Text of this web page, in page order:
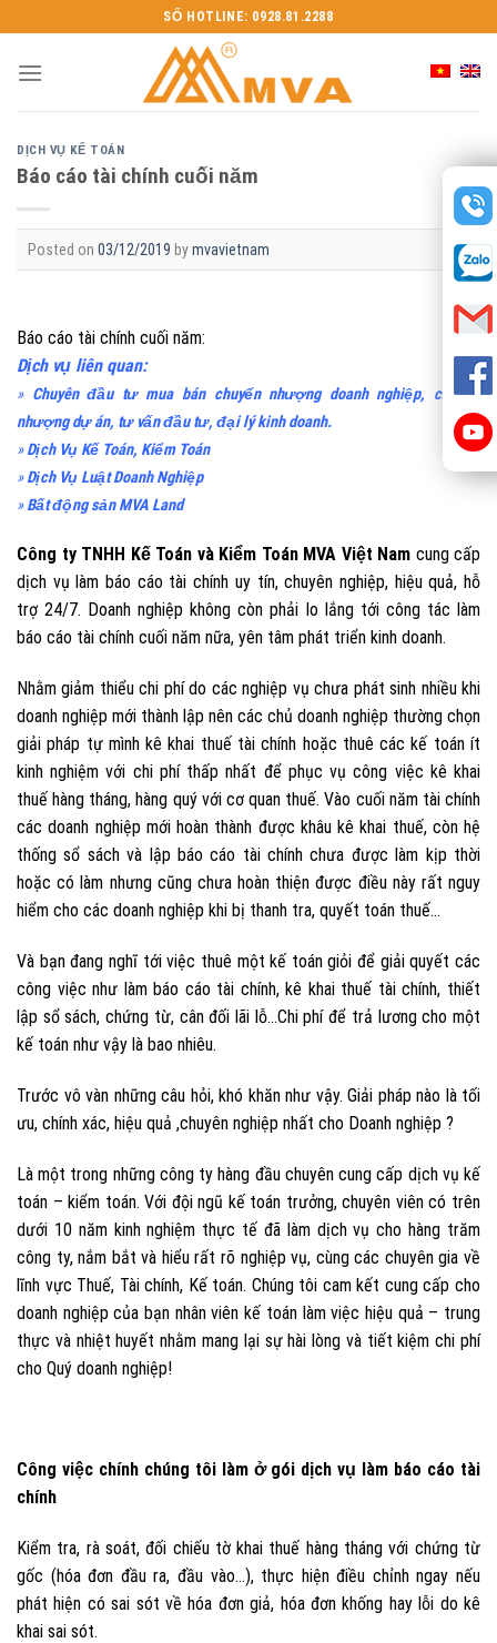
to
content
SỐ HOTLINE: 0928.81.2288
DỊCH VỤ KẾ TOÁN
Báo cáo tài chính cuối năm
Posted on 03/12/2019 bymvavietnam
Báo cáo tài chính cuối năm:
Dịch vụ liên quan:
» Chuyên đầu tư mua bán chuyển nhượng doanh nghiệp, chuyển
nhượng dự án, tư vấn đầu tư, đại lý kinh doanh.
»Dịch Vụ Kế Toán, Kiểm Toán
»Dịch Vụ Luật Doanh Nghiệp
»Bất động sản MVA Land
Công ty TNHH Kế Toán và Kiểm Toán MVA Việt Nam cung cấp
dịch vụ làm báo cáo tài chính uy tín, chuyên nghiệp, hiệu quả, hỗ
trợ 24/7. Doanh nghiệp không còn phải lo lắng tới công tác làm
báo cáo tài chính cuối năm nữa, yên tâm phát triển kinh doanh.
Nhằm giảm thiểu chi phí do các nghiệp vụ chưa phát sinh nhiều khi
doanh nghiệp mới thành lập nên các chủ doanh nghiệp thường chọn
giải pháp tự mình kê khai thuế tài chính hoặc thuê các kế toán ít
kinh nghiệm với chi phí thấp nhất để phục vụ công việc kê khai
thuế hàng tháng, hàng quý với cơ quan thuế. Vào cuối năm tài chính
các doanh nghiệp mới hoàn thành được khâu kê khai thuế, còn hệ
thống sổ sách và lập báo cáo tài chính chưa được làm kịp thời
hoặc có làm nhưng cũng chưa hoàn thiện được điều này rất nguy
hiểm cho các doanh nghiệp khi bị thanh tra, quyết toán thuế…
Và bạn đang nghĩ tới việc thuê một kế toán giỏi để giải quyết các
công việc như làm báo cáo tài chính, kê khai thuế tài chính, thiết
lập sổ sách, chứng từ, cân đối lãi lỗ…Chi phí để trả lương cho một
kế toán như vậy là bao nhiêu.
Trước vô vàn những câu hỏi, khó khăn như vậy. Giải pháp nào là tối
ưu, chính xác, hiệu quả ,chuyên nghiệp nhất cho Doanh nghiệp ?
Là một trong những công ty hàng đầu chuyên cung cấp dịch vụ kế
toán – kiểm toán. Với đội ngũ kế toán trưởng, chuyên viên có trên
dưới 10 năm kinh nghiệm thực tế đã làm dịch vụ cho hàng trăm
công ty, nắm bắt và hiểu rất rõ nghiệp vụ, cùng các chuyên gia về
lĩnh vực Thuế, Tài chính, Kế toán. Chúng tôi cam kết cung cấp cho
doanh nghiệp của bạn nhân viên kế toán làm việc hiệu quả – trung
thực và nhiệt huyết nhằm mang lại sự hài lòng và tiết kiệm chi phí
cho Quý doanh nghiệp!
Công việc chính chúng tôi làm ở gói dịch vụ làm báo cáo tài
chính
Kiểm tra, rà soát, đối chiếu tờ khai thuế hàng tháng với chứng từ
gốc (hóa đơn đầu ra, đầu vào…), thực hiện điều chỉnh ngay nếu
phát hiện có sai sót về hóa đơn giả, hóa đơn khống hay lỗi do kê
khai sai sót.